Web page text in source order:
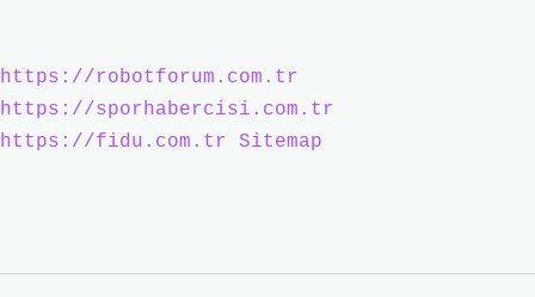
https://robotforum.com.tr
https://sporhabercisi.com.tr
https://fidu.com.tr
Sitemap